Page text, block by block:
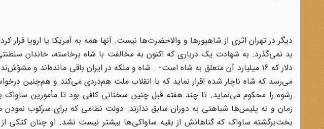
دیگر در تهران اثری از شاهپورها و والاحضرت‌ها نیست. آنها همه به آمریکا یا اروپا فرار
دلار که 16 میلیارد آن متعلق به شاه است-
. شاه و ملکه در ایران باقی مانده‌اند و
می‌رسد که شاه ناچار شده اقرار نماید که با انقلاب ملت هم‌دردی می‌کند و هم‌چنین
رشوه را محکوم می‌نماید. تا چند هفته قبل چنین سخنانی کافی بود تا مأمورین ساواک
زمان و نه پلیس‌ها شباهتی به دوران سابق ندارند. دولت نظامی که برای سرکوب نمودن
بخت‌برگشته ساواک که گناهانش از بقیه ساواکی‌ها بیشتر نیست نشد. او چنان کتکی